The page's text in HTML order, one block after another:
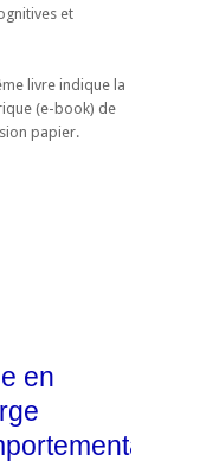
et
livre indique la
(e-book) de
papier.
en